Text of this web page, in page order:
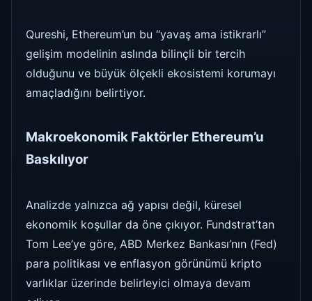
Qureshi, Ethereum’un bu “yavaş ama istikrarlı”
gelişim modelinin aslında bilinçli bir tercih
olduğunu ve büyük ölçekli ekosistemi korumayı
amaçladığını belirtiyor.
Makroekonomik Faktörler Ethereum’u
Baskılıyor
Analizde yalnızca ağ yapısı değil, küresel
ekonomik koşullar da öne çıkıyor. Fundstrat’tan
Tom Lee’ye göre, ABD Merkez Bankası’nın (Fed)
para politikası ve enflasyon görünümü kripto
varlıklar üzerinde belirleyici olmaya devam